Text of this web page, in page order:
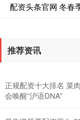
配资头条官网 冬春
推荐资讯
正规配资十大排名 菜
会唤醒“沪语DNA”